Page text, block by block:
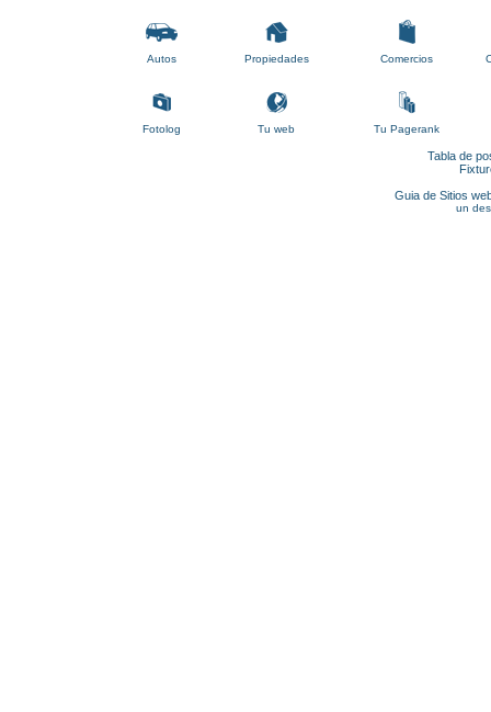
Autos Propiedades Comercios
Fotolog Tu web Tu Pagerank
Tabla de
Guia de Sitios
un